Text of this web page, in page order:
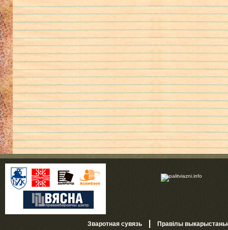
Зваротная сувязь| Правілы